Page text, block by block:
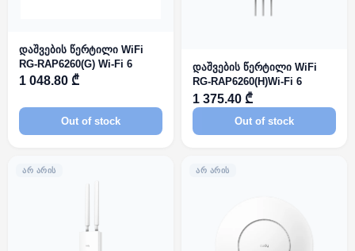
დაშვების წერტილი WiFi
RG-RAP6260(G) Wi-Fi 6
1 048.80 ₾
Out of stock
დაშვების წერტილი WiFi
RG-RAP6260(H)Wi-Fi 6
1 375.40 ₾
Out of stock
ᲐᲠ ᲐᲠᲘᲡ ᲐᲠ ᲐᲠᲘᲡ